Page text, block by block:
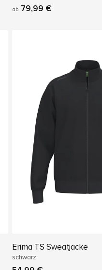
ab 79,99 €
Erima TS Sweatjacke
schwarz